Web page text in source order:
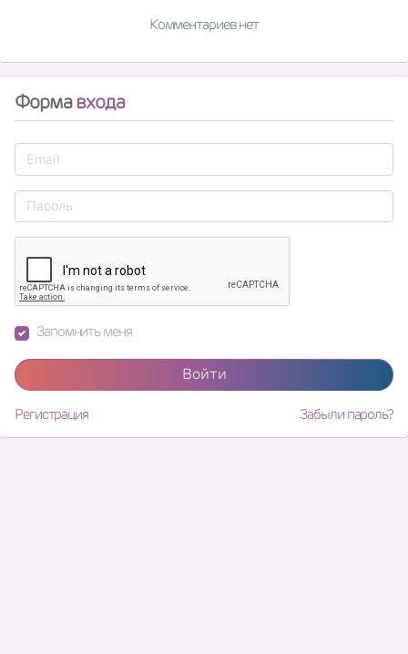
Комментариев нет
Формавхода
Запомнить меня
Войти
Регистрация Забыли пароль?